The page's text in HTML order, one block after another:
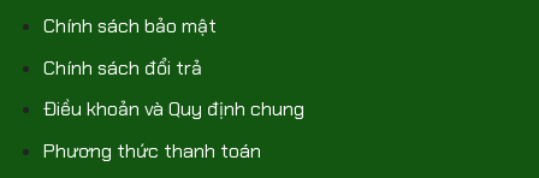
Chính sách bảo mật
Chính sách đổi trả
Điều khoản và Quy định chung
Phương thức thanh toán